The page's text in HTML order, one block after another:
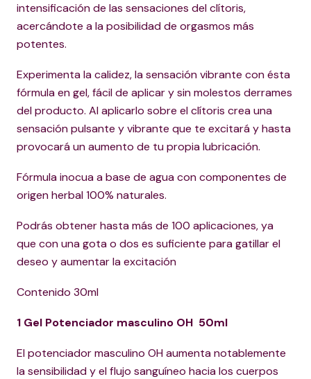
intensificación de las sensaciones del clítoris,
acercándote a la posibilidad de orgasmos más
potentes.
Experimenta la calidez, la sensación vibrante con ésta
fórmula en gel, fácil de aplicar y sin molestos derrames
del producto. Al aplicarlo sobre el clítoris crea una
sensación pulsante y vibrante que te excitará y hasta
provocará un aumento de tu propia lubricación.
Fórmula inocua a base de agua con componentes de
origen herbal 100% naturales.
Podrás obtener hasta más de 100 aplicaciones, ya
que con una gota o dos es suficiente para gatillar el
deseo y aumentar la excitación
Contenido 30ml
1 Gel Potenciador masculino OH 50ml
El potenciador masculino OH aumenta notablemente
la sensibilidad y el flujo sanguíneo hacia los cuerpos